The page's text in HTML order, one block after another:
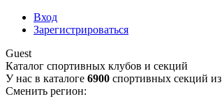
Вход
Зарегистрироваться
Guest
Каталог спортивных клубов и секций
У нас в каталоге 6900 спортивных секций из
Сменить регион: